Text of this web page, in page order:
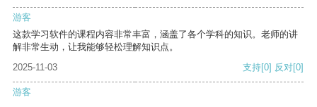
游客
这款学习软件的课程内容非常丰富，涵盖了各个学科的知识。老师的讲
解非常生动，让我能够轻松理解知识点。
2025-11-03
支持[0] 反对[0]
游客